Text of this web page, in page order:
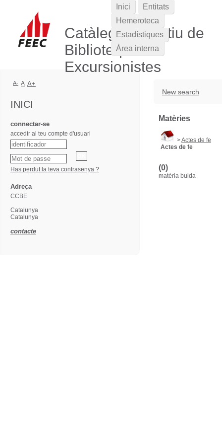
Catàleg Col·lectiu de
Biblioteques
Excursionistes
New search
Matèries
>Actes de fe
Actes de fe
(0)
matèria buida
Inici
Entitats
Hemeroteca
Estadístiques
Àrea interna
A- A A+
INICI
connectar-se
accedir al teu compte d'usuari
Has perdut la teva contrasenya ?
Adreça
CCBE
Catalunya
Catalunya
contacte